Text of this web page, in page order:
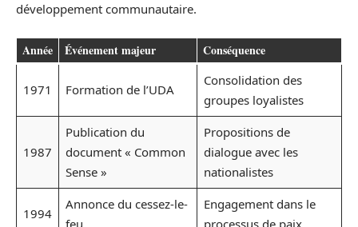
développement communautaire.
Année Événement majeur Conséquence
1971 Formation de l’UDA
Consolidation des
groupes loyalistes
1987
Publication du
document « Common
Sense »
Propositions de
dialogue avec les
nationalistes
1994
Annonce du cessez-le-
feu
Engagement dans le
processus de paix